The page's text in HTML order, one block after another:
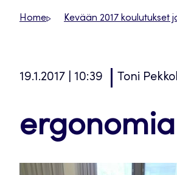
Home Kevään 2017
19.1.2017 | 10:39 Toni
ergonomia